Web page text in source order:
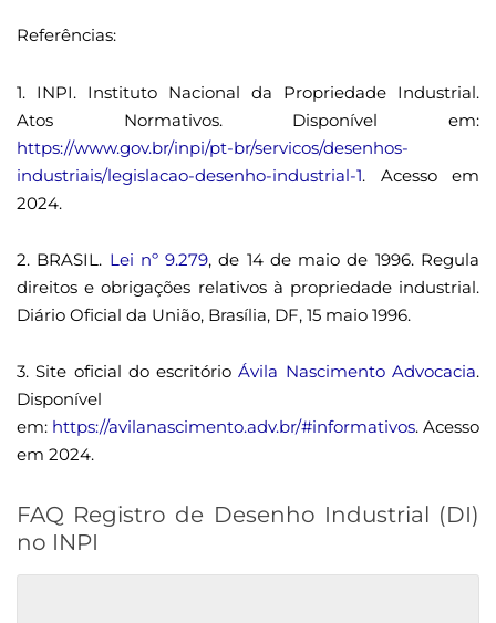
Referências:
1. INPI. Instituto Nacional da Propriedade Industrial.
Atos Normativos. Disponível em:
https://www.gov.br/inpi/pt-br/servicos/desenhos-
industriais/legislacao-desenho-industrial-1. Acesso em
2024.
2. BRASIL. Lei nº 9.279, de 14 de maio de 1996. Regula
direitos e obrigações relativos à propriedade industrial.
Diário Oficial da União, Brasília, DF, 15 maio 1996.
3. Site oficial do escritórioÁvila Nascimento Advocacia.
Disponível
em: https://avilanascimento.adv.br/#informativos. Acesso
em 2024.
FAQ Registro de Desenho Industrial (DI)
no INPI